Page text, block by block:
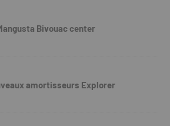
Bivouac center
amortisseurs Explorer